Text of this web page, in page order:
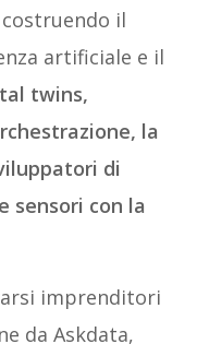
il
artificiale e il
twins,
la
di
sensori con la
imprenditori
da Askdata,